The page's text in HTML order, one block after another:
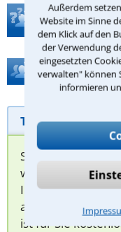
Außerdem
Website im Sinne
dem Klick auf den
der Verwendung
eingesetzten
verwalten" können
informieren
Hilfe bei
Telefonhilfe
Sie können hier
werden sich
Ihnen melden,
abzuklären. Die
ist für Sie